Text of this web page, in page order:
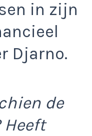
in zijn
Djarno.
de
Heeft